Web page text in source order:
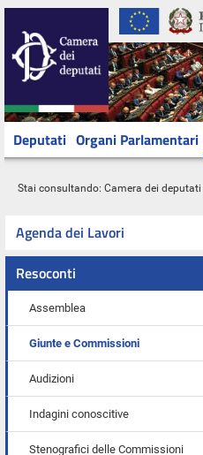
Deputati Organi Parlamentari
Stai consultando: Camera dei deputati
Agenda dei Lavori
Resoconti
Assemblea
Giunte e Commissioni
Audizioni
Indagini conoscitive
Stenografici delle Commissioni